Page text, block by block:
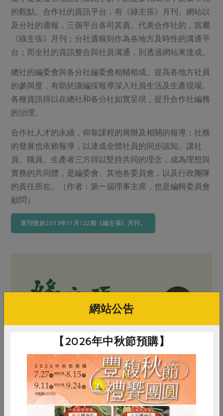
的觀點。合作社的資訊平台，有《綠主張》月刊、網站以
及分社的週報，三個平台各司其責。代表合作社的，當屬
《綠主張》月刊；分社週報則作為各地方及時性的溝通平
台；而全社的資訊整合與社員溝通，則透過網站來達成。
總社的編委會與各分社編委會相輔相成。提高各地方社員
的參與度，有助於讓編採報導深入社員生活及生產現場。
各種資訊得以在總社和各分社如實呈現，提升合作社編務
的治理。
合作社人才的永續，仰靠課程的籌辦及相關的報導；社務
的發展也依賴報導，以達成全體社員的同步認知。讓社
員、職員、生產者三方得以堅持共同的理念，成為理想與
實務的共同體，是編委會、其他各委員會，以及行政團隊
的責任所在。（作者：第一屆理事主席，也是編輯委員會
顧問）
原刊登於2013年11月122期《綠主張》月刊。
網站公告
【2026年中秋節預購】